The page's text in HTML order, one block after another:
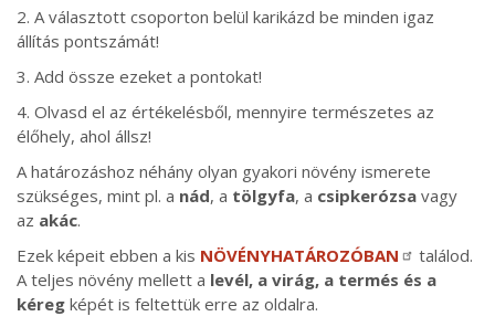
2. A választott csoporton belül karikázd be minden igaz
állítás pontszámát!
3. Add össze ezeket a pontokat!
4. Olvasd el az értékelésből, mennyire természetes az
élőhely, ahol állsz!
A határozáshoz néhány olyan gyakori növény ismerete
szükséges, mint pl. a nád, a tölgyfa, a csipkerózsa vagy
az akác.
Ezek képeit ebben a kis NÖVÉNYHATÁROZÓBAN
találod.
A teljes növény mellett a levél, a virág, a termés és a
kéreg képét is feltettük erre az oldalra.